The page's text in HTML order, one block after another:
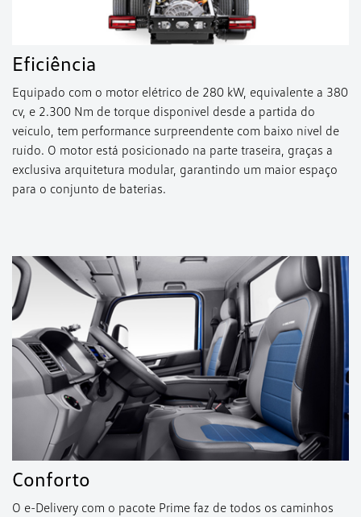
Eficiência
Equipado com o motor elétrico de 280 kW, equivalente a 380
cv, e 2.300 Nm de torque disponível desde a partida do
veículo, tem performance surpreendente com baixo nível de
ruído. O motor está posicionado na parte traseira, graças a
exclusiva arquitetura modular, garantindo um maior espaço
para o conjunto de baterias.
Conforto
O e-Delivery com o pacote Prime faz de todos os caminhos